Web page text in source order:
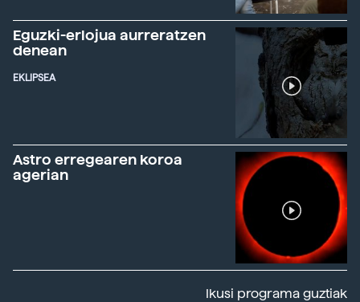
Eguzki-erlojua aurreratzen
denean
EKLIPSEA
Astro erregearen koroa
agerian
Ikusi programa guztiak